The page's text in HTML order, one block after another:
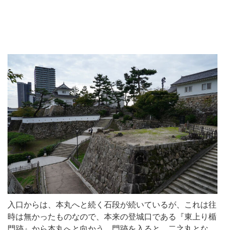
入口からは、本丸へと続く石段が続いているが、これは往
時は無かったものなので、本来の登城口である『東上り楯